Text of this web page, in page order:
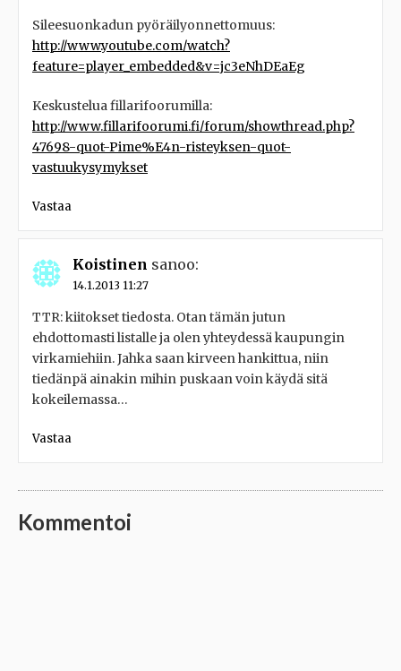
Sileesuonkadun pyöräilyonnettomuus:
http://www.youtube.com/watch?
feature=player_embedded&v=jc3eNhDEaEg
Keskustelua fillarifoorumilla:
http://www.fillarifoorumi.fi/forum/showthread.php?
47698-quot-Pime%E4n-risteyksen-quot-
vastuukysymykset
Vastaa
Koistinen sanoo:
14.1.2013 11:27
TTR: kiitokset tiedosta. Otan tämän jutun
ehdottomasti listalle ja olen yhteydessä kaupungin
virkamiehiin. Jahka saan kirveen hankittua, niin
tiedänpä ainakin mihin puskaan voin käydä sitä
kokeilemassa…
Vastaa
Kommentoi